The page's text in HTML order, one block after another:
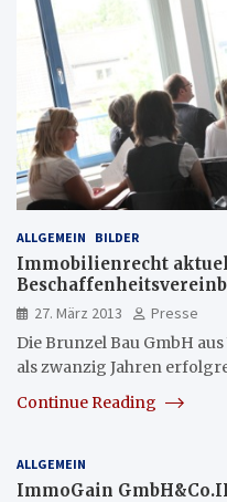
ALLGEMEIN BILDER
Immobilienrecht
27. März 2013
Presse
Die Brunzel Bau GmbH
als zwanzig Jahren
Continue Reading
ALLGEMEIN
ImmoGain